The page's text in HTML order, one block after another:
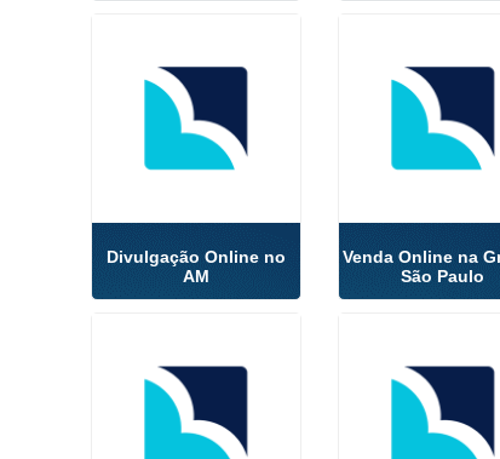
Divulgação Online no
AM
Venda Online na
São Paulo